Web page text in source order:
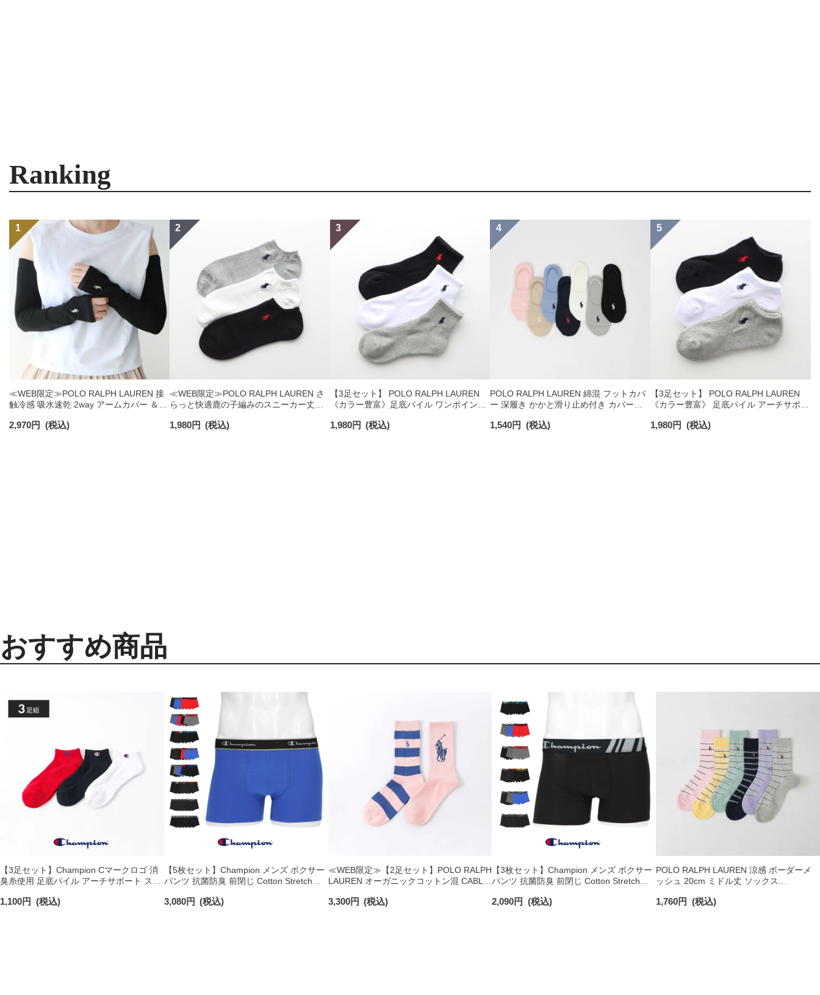
Ranking
≪WEB限定≫POLO RALPH LAUREN 接
触冷感 吸水速乾 2way アームカバー ＆
2,970円 (税込)
≪WEB限定≫POLO RALPH LAUREN さ
らっと快適鹿の子編みのスニーカー丈ソ
ズ レディース 92022800
1,980円 (税込)
【3足セット】 POLO RALPH LAUREN
《カラー豊富》足底パイル ワンポイント
ンズ 92009604
1,980円 (税込)
POLO RALPH LAUREN 綿混 フットカバ
ー 深履き かかと滑り止め付き カバーソ
1,540円 (税込)
【3足セット】 POLO RALPH LAUREN
《カラー豊富》 足底パイル アーチサポー
クス レディース 93246602
1,980円 (税込)
おすすめ商品
【3足セット】Champion Cマークロゴ 消
臭糸使用 足底パイル アーチサポート スニ
【365日最短翌日発送】 92897501
1,100円 (税込)
【5枚セット】Champion メンズ ボクサー
パンツ 抗菌防臭 前閉じ Cotton Stretch
3,080円 (税込)
≪WEB限定≫【2足セット】POLO RALPH
LAUREN オーガニックコットン混 CABLE
ソックス レディース 93246301
3,300円 (税込)
【3枚セット】Champion メンズ ボクサー
パンツ 抗菌防臭 前閉じ Cotton Stretch
送】 95450001
2,090円 (税込)
POLO RALPH LAUREN 涼感 ボーダーメ
ッシュ 20cm ミドル丈 ソックス
1,760円 (税込)